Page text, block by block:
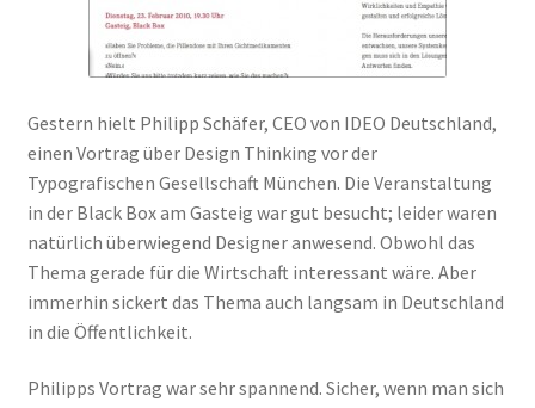
Gestern hielt Philipp Schäfer, CEO von IDEO Deutschland,
einen Vortrag über Design Thinking vor der
Typografischen Gesellschaft München. Die Veranstaltung
in der Black Box am Gasteig war gut besucht; leider waren
natürlich überwiegend Designer anwesend. Obwohl das
Thema gerade für die Wirtschaft interessant wäre. Aber
immerhin sickert das Thema auch langsam in Deutschland
in die Öffentlichkeit.
Philipps Vortrag war sehr spannend. Sicher, wenn man sich